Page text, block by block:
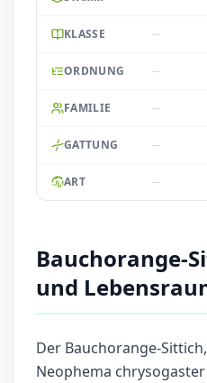
KLASSE --
ORDNUNG --
FAMILIE --
GATTUNG --
ART --
Bauchorange-
und
Der Bauchorange-
Neophema